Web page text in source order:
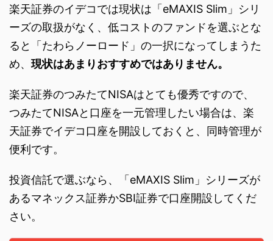
楽天証券のイデコでは現状は「eMAXIS Slim」シリ
ーズの取扱がなく、低コストのファンドを選ぶとな
ると「たわらノーロード」の一択になってしまうた
め、 現状はあまりおすすめではありません。
楽天証券のつみたてNISAはとても優秀ですので、
つみたてNISAと口座を一元管理したい場合は、楽
天証券でイデコ口座を開設しておくと、同時管理が
便利です。
投資信託で選ぶなら、「eMAXIS Slim」シリーズが
あるマネックス証券かSBI証券で口座開設してくだ
さい。